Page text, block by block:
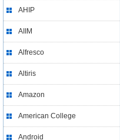
AHIP
AIIM
Alfresco
Altiris
Amazon
American College
Android